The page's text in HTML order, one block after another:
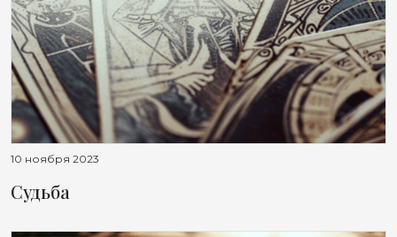
10 ноября 2023
Судьба